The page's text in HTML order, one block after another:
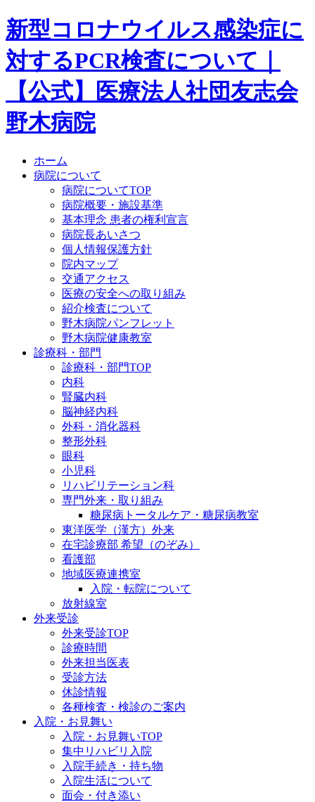
新型コロナウイルス感染症に
対するPCR検査について｜
【公式】医療法人社団友志会
野木病院
ホーム
病院について
病院についてTOP
病院概要・施設基準
基本理念 患者の権利宣言
病院長あいさつ
個人情報保護方針
院内マップ
交通アクセス
医療の安全への取り組み
紹介検査について
野木病院パンフレット
野木病院健康教室
診療科・部門
診療科・部門TOP
内科
腎臓内科
脳神経内科
外科・消化器科
整形外科
眼科
小児科
リハビリテーション科
専門外来・取り組み
糖尿病トータルケア・糖尿病教室
東洋医学（漢方）外来
在宅診療部 希望（のぞみ）
看護部
地域医療連携室
入院・転院について
放射線室
外来受診
外来受診TOP
診療時間
外来担当医表
受診方法
休診情報
各種検査・検診のご案内
入院・お見舞い
入院・お見舞いTOP
集中リハビリ入院
入院手続き・持ち物
入院生活について
面会・付き添い